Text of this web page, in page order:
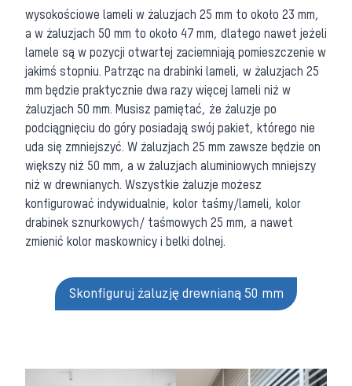
wysokościowe lameli w żaluzjach 25 mm to około 23 mm,
a w żaluzjach 50 mm to około 47 mm, dlatego nawet jeżeli
lamele są w pozycji otwartej zaciemniają pomieszczenie w
jakimś stopniu. Patrząc na drabinki lameli, w żaluzjach 25
mm będzie praktycznie dwa razy więcej lameli niż w
żaluzjach 50 mm. Musisz pamiętać, że żaluzje po
podciągnięciu do góry posiadają swój pakiet, którego nie
uda się zmniejszyć. W żaluzjach 25 mm zawsze będzie on
większy niż 50 mm, a w żaluzjach aluminiowych mniejszy
niż w drewnianych. Wszystkie żaluzje możesz
konfigurować indywidualnie, kolor taśmy/lameli, kolor
drabinek sznurkowych/ taśmowych 25 mm, a nawet
zmienić kolor maskownicy i belki dolnej.
Skonfiguruj żaluzję drewnianą 50 mm